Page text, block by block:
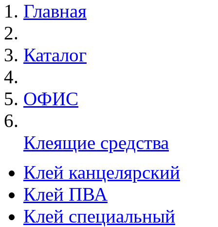
Главная
Каталог
ОФИС
Клеящие средства
Клей канцелярский
Клей ПВА
Клей специальный